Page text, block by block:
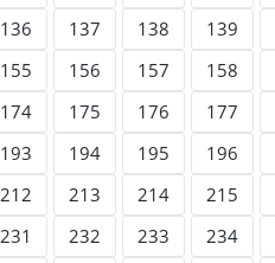
136 137 138 139
155 156 157 158
174 175 176 177
193 194 195 196
212 213 214 215
231 232 233 234